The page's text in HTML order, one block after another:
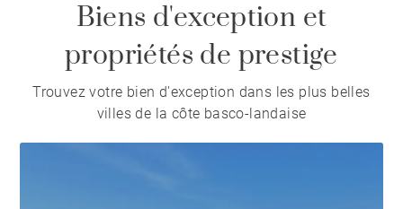
Biens d'exception et
propriétés de prestige
Trouvez votre bien d'exception dans les plus belles
villes de la côte basco-landaise